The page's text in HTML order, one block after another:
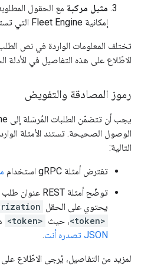
مثيل مركبة مع الحقول
إمكانية Fleet Engine التي تستخدمها.
تختلف المعلومات الواردة في نص
الاطّلاع على هذه التفاصيل في الأدلة
رموز المصادقة والتفويض
الوصول الصحيحة. تستند الأمثلة
التالية:
تفترض أمثلة gRPC استخدام
يحتوي على الحقل
<token>، حيث <token>
JSON تصدره أنت
.
لمزيد من التفاصيل، يُرجى الاطّلاع على